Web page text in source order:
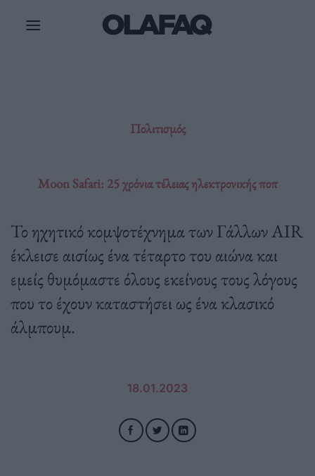
Πολιτισμός
Moon Safari: 25 χρόνια τέλειας ηλεκτρονικής ποπ
Το ηχητικό κομψοτέχνημα των Γάλλων AIR
έκλεισε αισίως ένα τέταρτο του αιώνα και
εμείς θυμόμαστε όλους εκείνους τους λόγους
που το έχουν καταστήσει ως ένα κλασικό
άλμπουμ.
18.01.2023